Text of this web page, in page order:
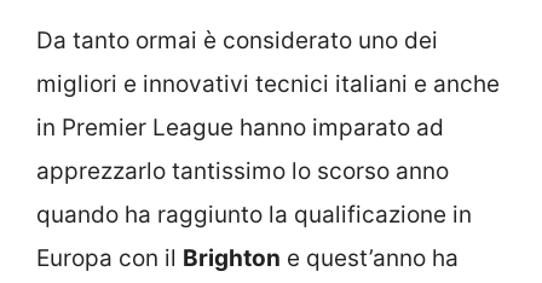
Da tanto ormai è considerato uno dei
migliori e innovativi tecnici italiani e anche
in Premier League hanno imparato ad
apprezzarlo tantissimo lo scorso anno
quando ha raggiunto la qualificazione in
Europa con il Brighton e quest’anno ha